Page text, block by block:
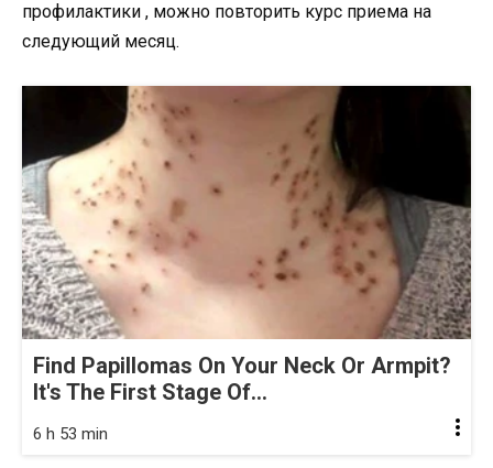
профилактики , можно повторить курс приема на
следующий месяц.
Find Papillomas On Your Neck Or Armpit?
It's The First Stage Of...
6 h 53 min